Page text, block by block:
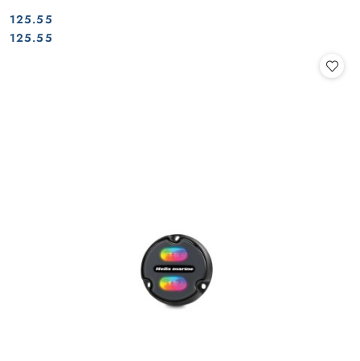
Cena:
125.55
Cena:
125.55